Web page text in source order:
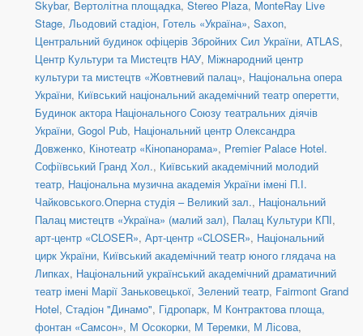
Skybar, Вертолітна площадка, Stereo Plaza, MonteRay Live
Stage, Льодовий стадіон, Готель «Україна», Saxon,
Центральний будинок офіцерів Збройних Сил України, ATLAS,
Центр Культури та Мистецтв НАУ, Міжнародний центр
культури та мистецтв «Жовтневий палац», Національна опера
України, Київський національний академічний театр оперетти,
Будинок актора Національного Союзу театральних діячів
України, Gogol Pub, Національний центр Олександра
Довженко, Кінотеатр «Кінопанорама», Premier Palace Hotel.
Софіївський Гранд Хол., Київський академічний молодий
театр, Національна музична академія України імені П.І.
Чайковського.Оперна студія – Великий зал., Національний
Палац мистецтв «Україна» (малий зал), Палац Культури КПІ,
арт-центр «CLOSER», Арт-центр «CLOSER», Національний
цирк України, Київський академічний театр юного глядача на
Липках, Національний український академічний драматичний
театр імені Марії Заньковецької, Зелений театр, Fairmont Grand
Hotel, Стадіон "Динамо", Гідропарк, М Контрактова площа,
фонтан «Самсон», М Осокорки, М Теремки, М Лісова,